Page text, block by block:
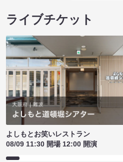
ライブチケット
よしもとお笑いレストラン
08/09 11:30 開場 12:00 開演